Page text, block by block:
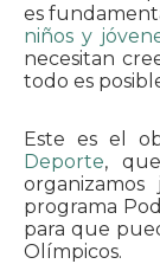
es
niños y
necesitan
todo es
Este es el
Deporte,
programa
para que
Olímpicos.